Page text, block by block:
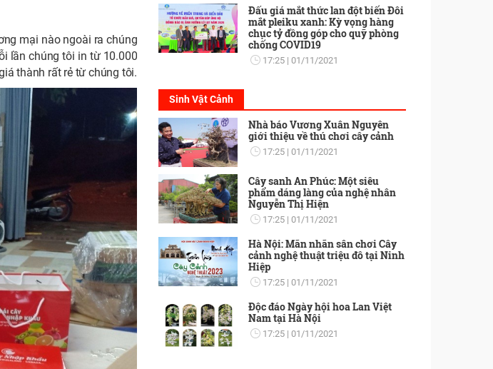
mại nào ngoài ra chúng
lần chúng tôi in từ 10.000
thành rất rẻ từ chúng tôi.
Đấu giá mắt thức lan đột biến Đôi
mắt pleiku xanh: Kỳ vọng hàng
chục tỷ đồng góp cho quỹ phòng
chống COVID19
17:25 01/11/2021
Sinh Vật Cảnh
Nhà báo Vương Xuân Nguyên
giới thiệu về thú chơi cây cảnh
17:25 01/11/2021
Cây sanh An Phúc: Một siêu
phẩm dáng làng của nghệ nhân
Nguyễn Thị Hiện
17:25 01/11/2021
Hà Nội: Mãn nhãn sân chơi Cây
cảnh nghệ thuật triệu đô tại Ninh
Hiệp
17:25 01/11/2021
Độc đáo Ngày hội hoa Lan Việt
Nam tại Hà Nội
17:25 01/11/2021